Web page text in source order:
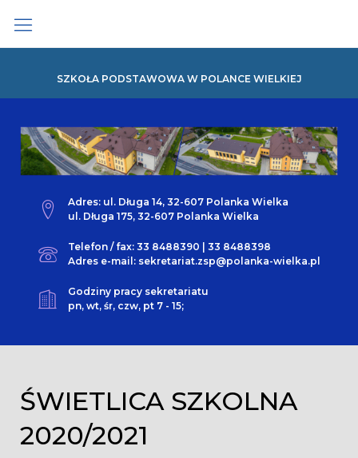
content
SZKOŁA PODSTAWOWA W POLANCE WIELKIEJ
Adres: ul. Długa 14, 32-607 Polanka Wielka
ul. Długa 175, 32-607 Polanka Wielka
Telefon / fax: 33 8488390 | 33 8488398
Adres e-mail: sekretariat.zsp@polanka-wielka.pl
Godziny pracy sekretariatu
pn, wt, śr, czw, pt 7 - 15;
ŚWIETLICA SZKOLNA
2020/2021